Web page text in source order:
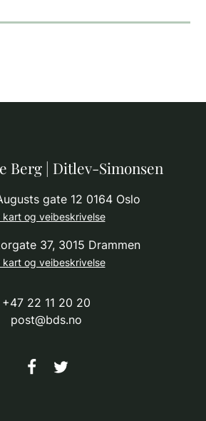
Berg | Ditlev-Simonsen
gate 12 0164 Oslo
kart og veibeskrivelse
37, 3015 Drammen
kart og veibeskrivelse
22 11 20 20
post@bds.no